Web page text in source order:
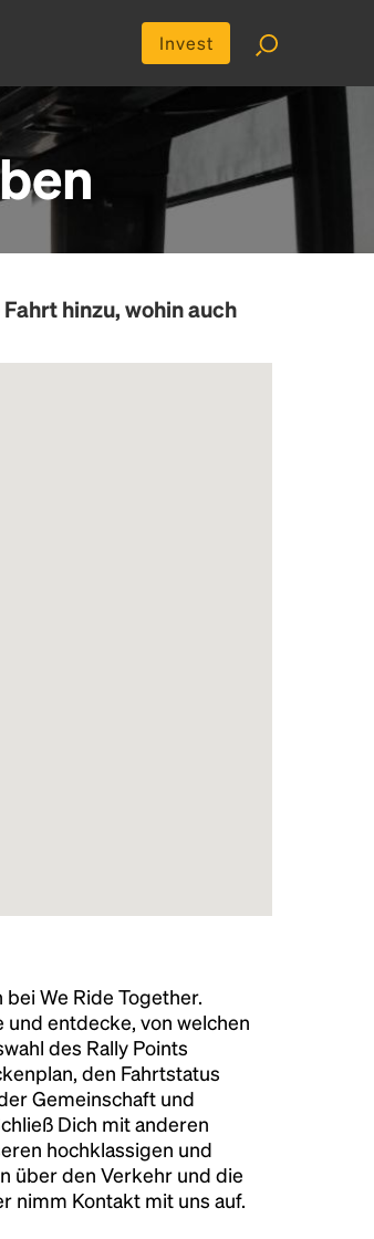
Invest
hinzu, wohin auch
We Ride Together.
und entdecke, von welchen
des Rally Points
den Fahrtstatus
Gemeinschaft und
Dich mit anderen
hochklassigen und
über den Verkehr und die
nimm Kontakt mit uns auf.